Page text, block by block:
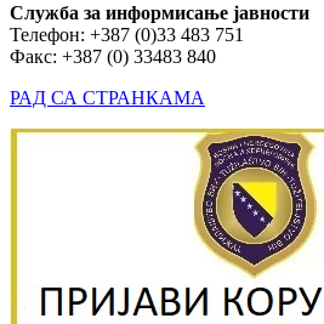
Служба за информисање јавности
Телефон: +387 (0)33 483 751
Факс: +387 (0) 33483 840
РАД СА СТРАНКАМА